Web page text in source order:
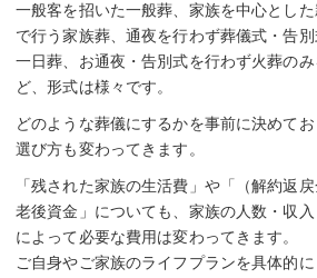
一般客を招いた一般葬、家族を中心とし
で行う家族葬、通夜を行わず葬儀式・告
一日葬、お通夜・告別式を行わず火葬の
ど、形式は様々です。
どのような葬儀にするかを事前に決めて
選び方も変わってきます。
「残された家族の生活費」や「（解約返
老後資金」についても、家族の人数・収
によって必要な費用は変わってきます。
ご自身やご家族のライフプランを具体的